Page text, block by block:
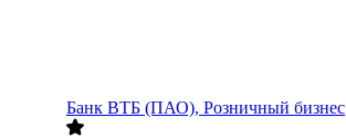
Банк ВТБ (ПАО), Розничный бизнес